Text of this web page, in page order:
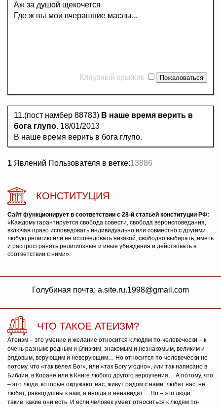
Аж за душой щекочется
Где ж вы мои вчерашние маслы...
Кляузный крыжик
11.(пост намбер 88783) В наше время верить в
бога глупо. 18/01/2013
В наше время верить в бога глупо.
1 Явлений Пользователя в ветке:13886
КОНСТИТУЦИЯ
Сайт функционирует в соответствии с 28-й статьей конституции РФ:
«Каждому гарантируется свобода совести, свобода вероисповедания,
включая право исповедовать индивидуально или совместно с другими
любую религию или не исповедовать никакой, свободно выбирать, иметь
и распространять религиозные и иные убеждения и действовать в
соответствии с ними».
Голубиная почта: a.site.ru.1998@gmail.com
ЧТО ТАКОЕ АТЕИЗМ?
Атеизм – это умение и желание относится к людям по-человечески – к
очень разным: родным и близким, знакомым и незнакомым, великим и
рядовым, верующим и неверующим… Но относится по-человечески не
потому, что «так велел Бог», или «так Богу угодно», или так написано в
Библии, в Коране или в Книге любого другого вероучения… А потому, что
– это люди, которые окружают нас, живут рядом с нами, любят нас, не
любят, равнодушны к нам, а иногда и ненавидят… Но – это люди…
такие, какие они есть. И если человек умеет относиться к людям по-